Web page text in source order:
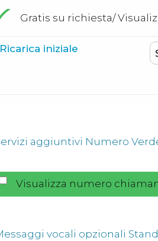
Gratis su richiesta/
Ricarica iniziale
aggiuntivi Numero
Visualizza numero
vocali opzionali